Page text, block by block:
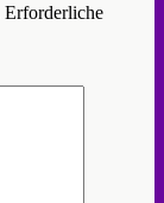
Erforderliche